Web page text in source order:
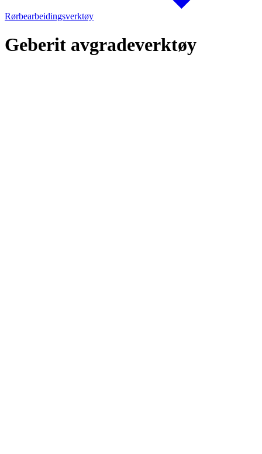
Rørbearbeidingsverktøy
Geberit avgradeverktøy